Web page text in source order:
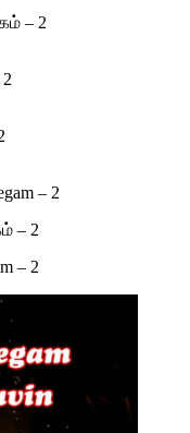
– 2
– 2
– 2
– 2